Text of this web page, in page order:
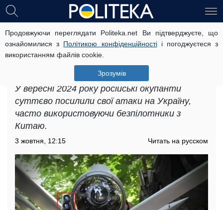
Продовжуючи переглядати Politeka.net Ви підтверджуєте, що
ознайомилися з Політикою конфіденційностіі погоджуєтеся з
використанням файлів cookie.
Зрозумів
Масовані атаки дронами по всій
Україні: західний експерт розповів у
чому небезпека нових безпілотників
У вересні 2024 року російські окупанти
суттєво посилили свої атаки на Україну,
часто використовуючи безпілотники з
Китаю.
3 жовтня, 12:15 Читать на русском